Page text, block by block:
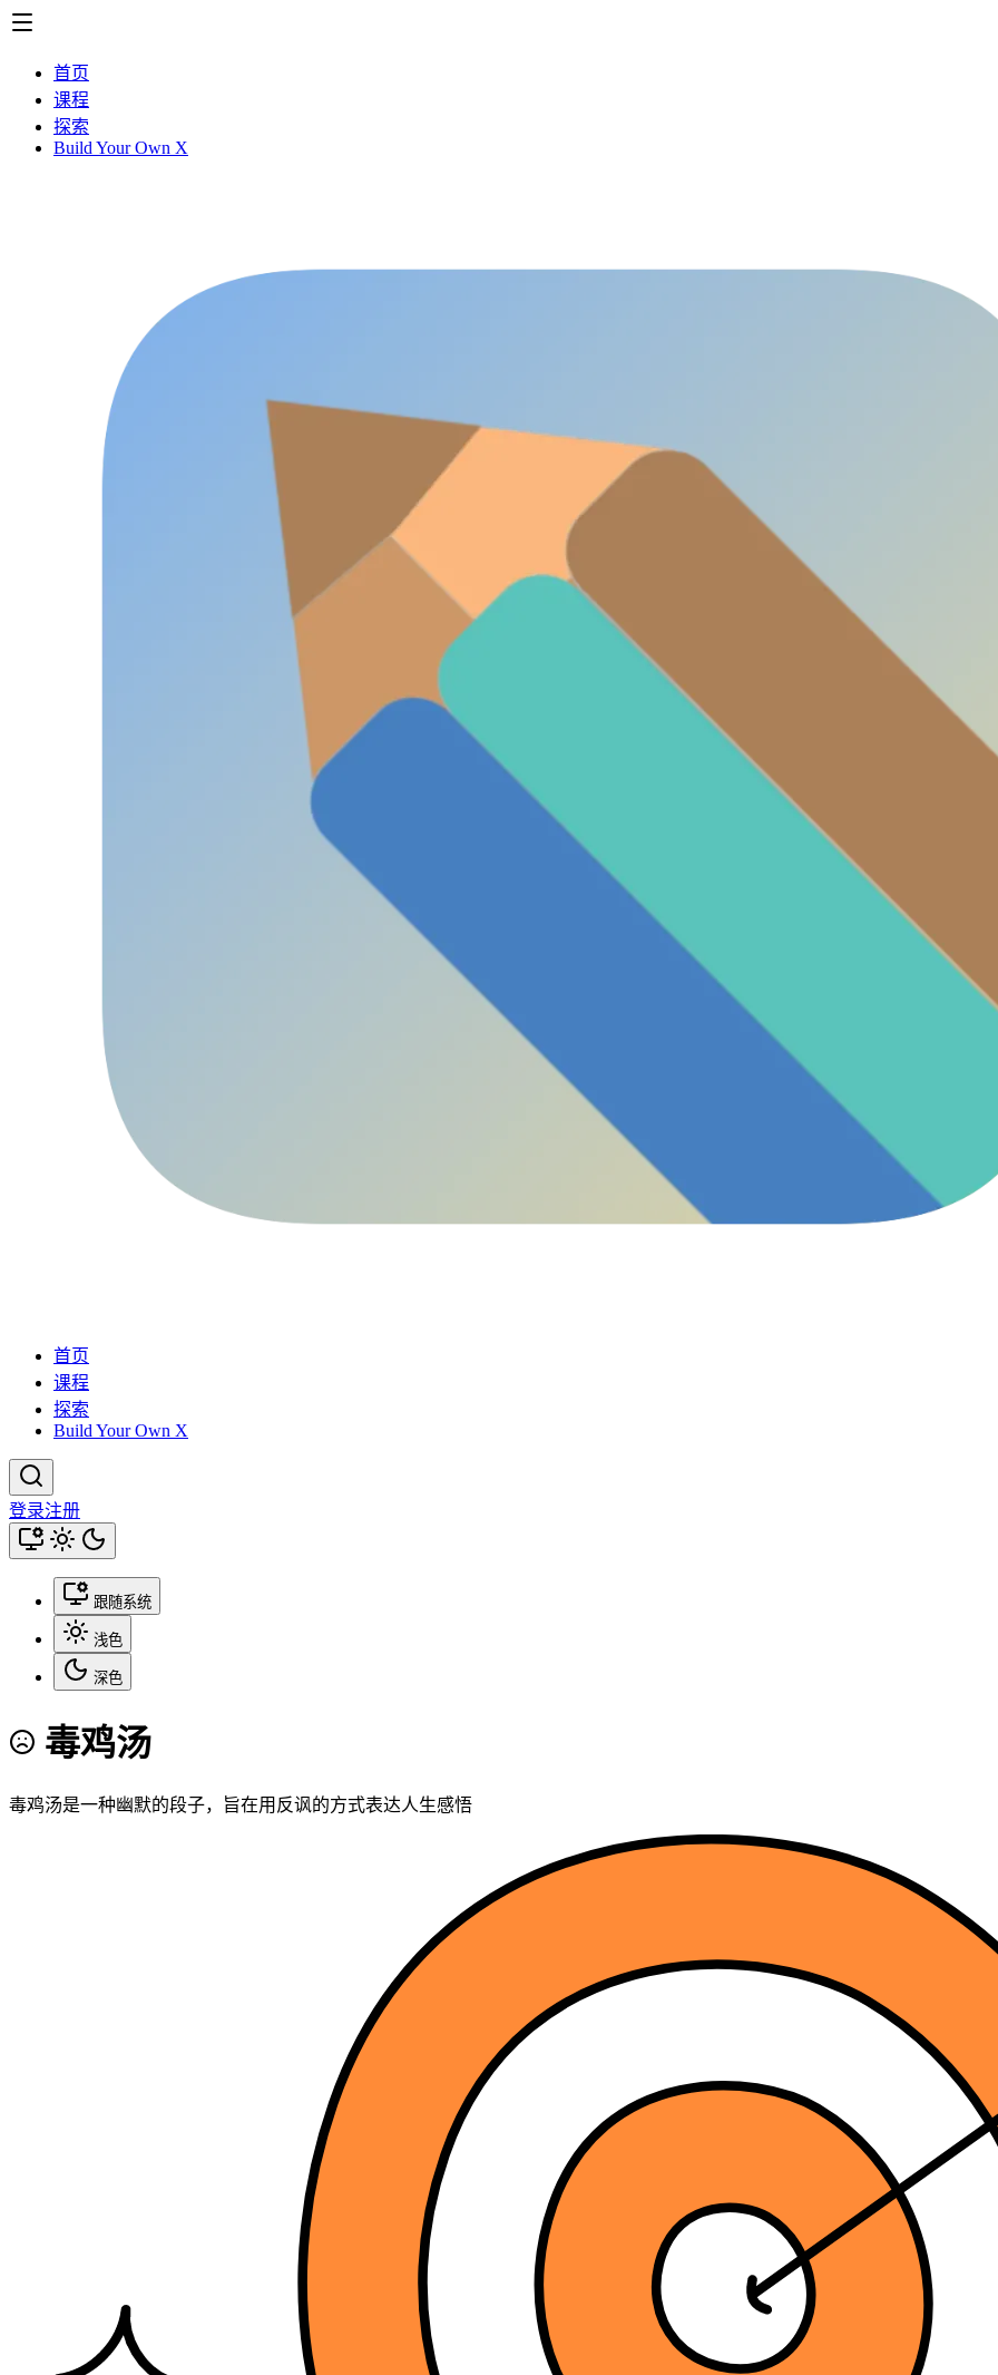
首页
课程
探索
Build Your Own X
首页
课程
探索
Build Your Own X
登录注册
跟随系统
浅色
深色
毒鸡汤
毒鸡汤是一种幽默的段子，旨在用反讽的方式表达人生感悟